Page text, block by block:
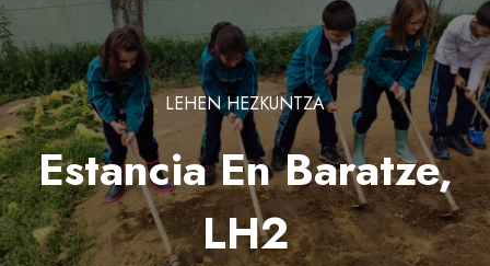
LEHEN HEZKUNTZA
Estancia En Baratze,
LH2